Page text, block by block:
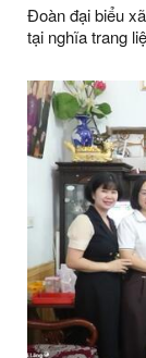
Đoàn đại biểu
tại nghĩa trang